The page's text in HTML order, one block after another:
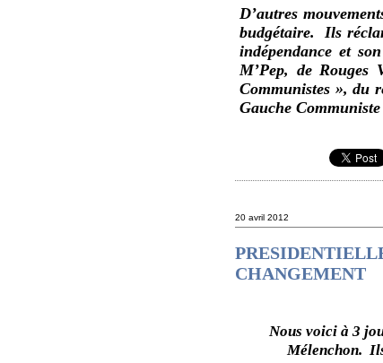
D’autres
budgétaire. Ils
indépendance et
M’Pep, de
Communistes », du
Gauche
20 avril 2012
CHANGEMENT
Nous voici à 3
Mélenchon.